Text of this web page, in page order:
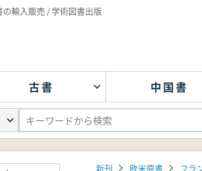
輸入販売 / 学術図書出版
古書 中国書
新刊 欧米原書 フラ